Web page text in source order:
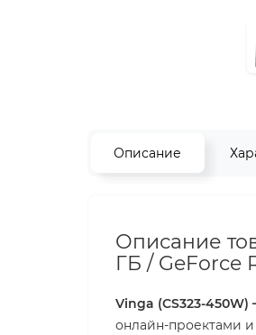
Описание
Описание
ГБ / GeForce
Vinga (CS323-
онлайн-проектами